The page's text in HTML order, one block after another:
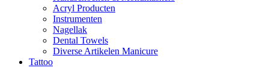
Acryl Producten
Instrumenten
Nagellak
Dental Towels
Diverse Artikelen Manicure
Tattoo